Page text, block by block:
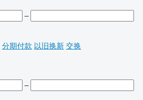
–
分期付款 以旧换新 交换
–